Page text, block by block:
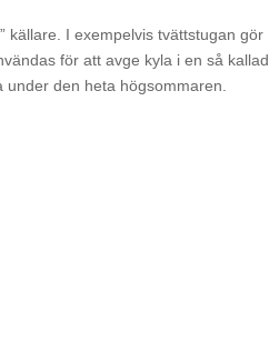
källare. I exempelvis tvättstugan gör
för att avge kyla i en så kallad
den heta högsommaren.